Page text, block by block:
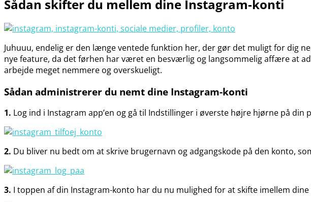
Sådan skifter du mellem dine Instagram-konti
Juhuuu, endelig er den længe ventede funktion her, der gør det muligt for dig
nye feature, da det førhen har været en besværlig og langsommelig affære at
arbejde meget nemmere og overskueligt.
Sådan administrerer du nemt dine Instagram-konti
1. Log ind i Instagram app’en og gå til Indstillinger i øverste højre hjørne på
2. Du bliver nu bedt om at skrive brugernavn og adgangskode på den konto,
3. I toppen af din Instagram-konto har du nu mulighed for at skifte imellem